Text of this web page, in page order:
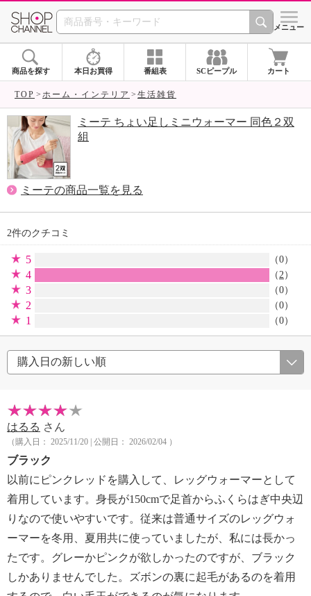
SHOP CHANNEL シメニュー
商品を探す 本日お買得 番組表 SCピープル カート
TOP ホーム・インテリア 生活雑貨
ミーテ ちょい足しミニウォーマー 同色２双
組
ミーテの商品一覧を見る
2件のクチコミ
5 （0）
4 （2）
3 （0）
2 （0）
1 （0）
はるる さん
（購入日： 2025/11/20 | 公開日： 2026/02/04 ）
ブラック
以前にピンクレッドを購入して、レッグウォーマーとして
着用しています。身長が150cmで足首からふくらはぎ中央辺
りなので使いやすいです。従来は普通サイズのレッグウォ
ーマーを冬用、夏用共に使っていましたが、私には長かっ
たです。グレーかピンクが欲しかったのですが、ブラック
しかありませんでした。ズボンの裏に起毛があるのを着用